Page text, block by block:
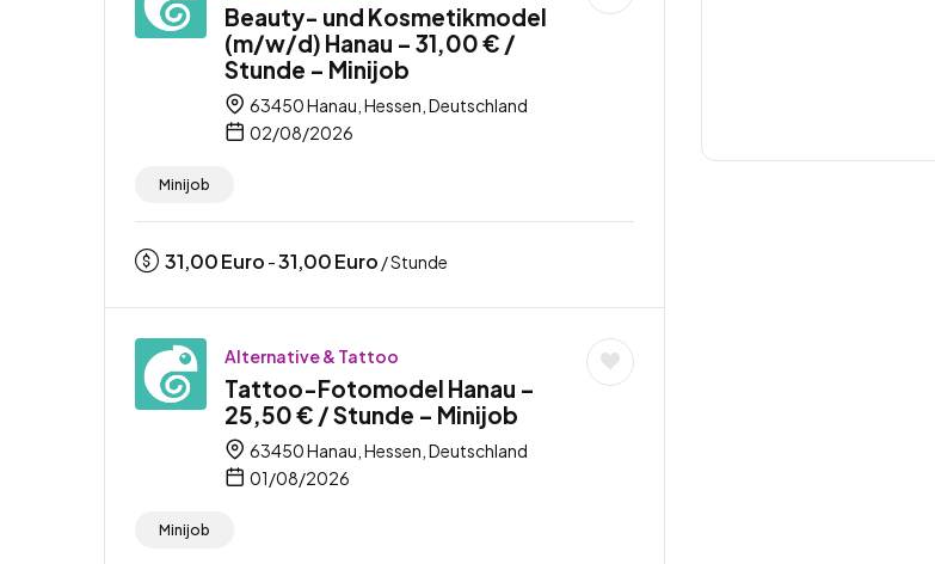
Beauty- und Kosmetikmodel
(m/w/d) Hanau – 31,00 € /
Stunde – Minijob
63450 Hanau, Hessen, Deutschland
02/08/2026
Minijob
31,00Euro -31,00Euro / Stunde
Alternative & Tattoo
Tattoo-Fotomodel Hanau –
25,50 € / Stunde – Minijob
63450 Hanau, Hessen, Deutschland
01/08/2026
Minijob